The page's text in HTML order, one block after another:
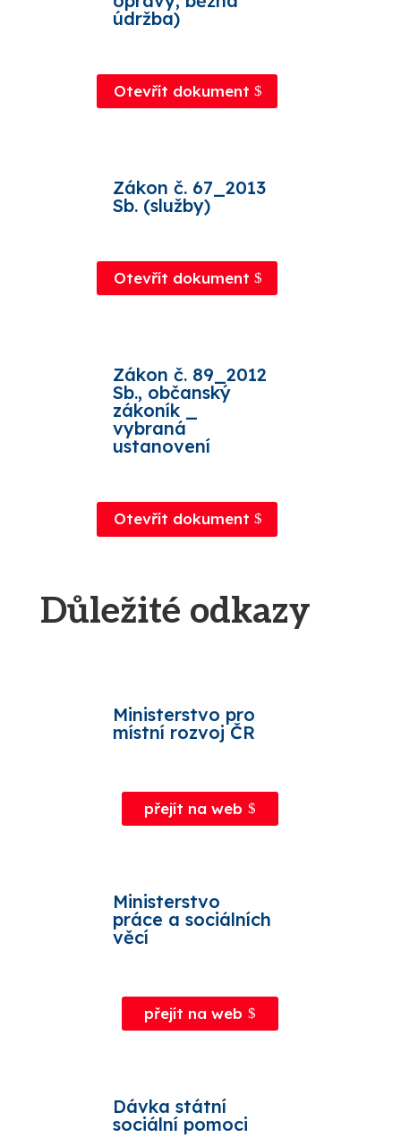
údržba)
Otevřít dokument
Zákon č. 67_2013
Sb. (služby)
Otevřít dokument
Zákon č. 89_2012
Sb., občanský
zákoník _
vybraná
ustanovení
Otevřít dokument
Důležité odkazy
Ministerstvo pro
místní rozvoj ČR
přejít na web
Ministerstvo
práce a sociálních
věcí
přejít na web
Dávka státní
sociální pomoci